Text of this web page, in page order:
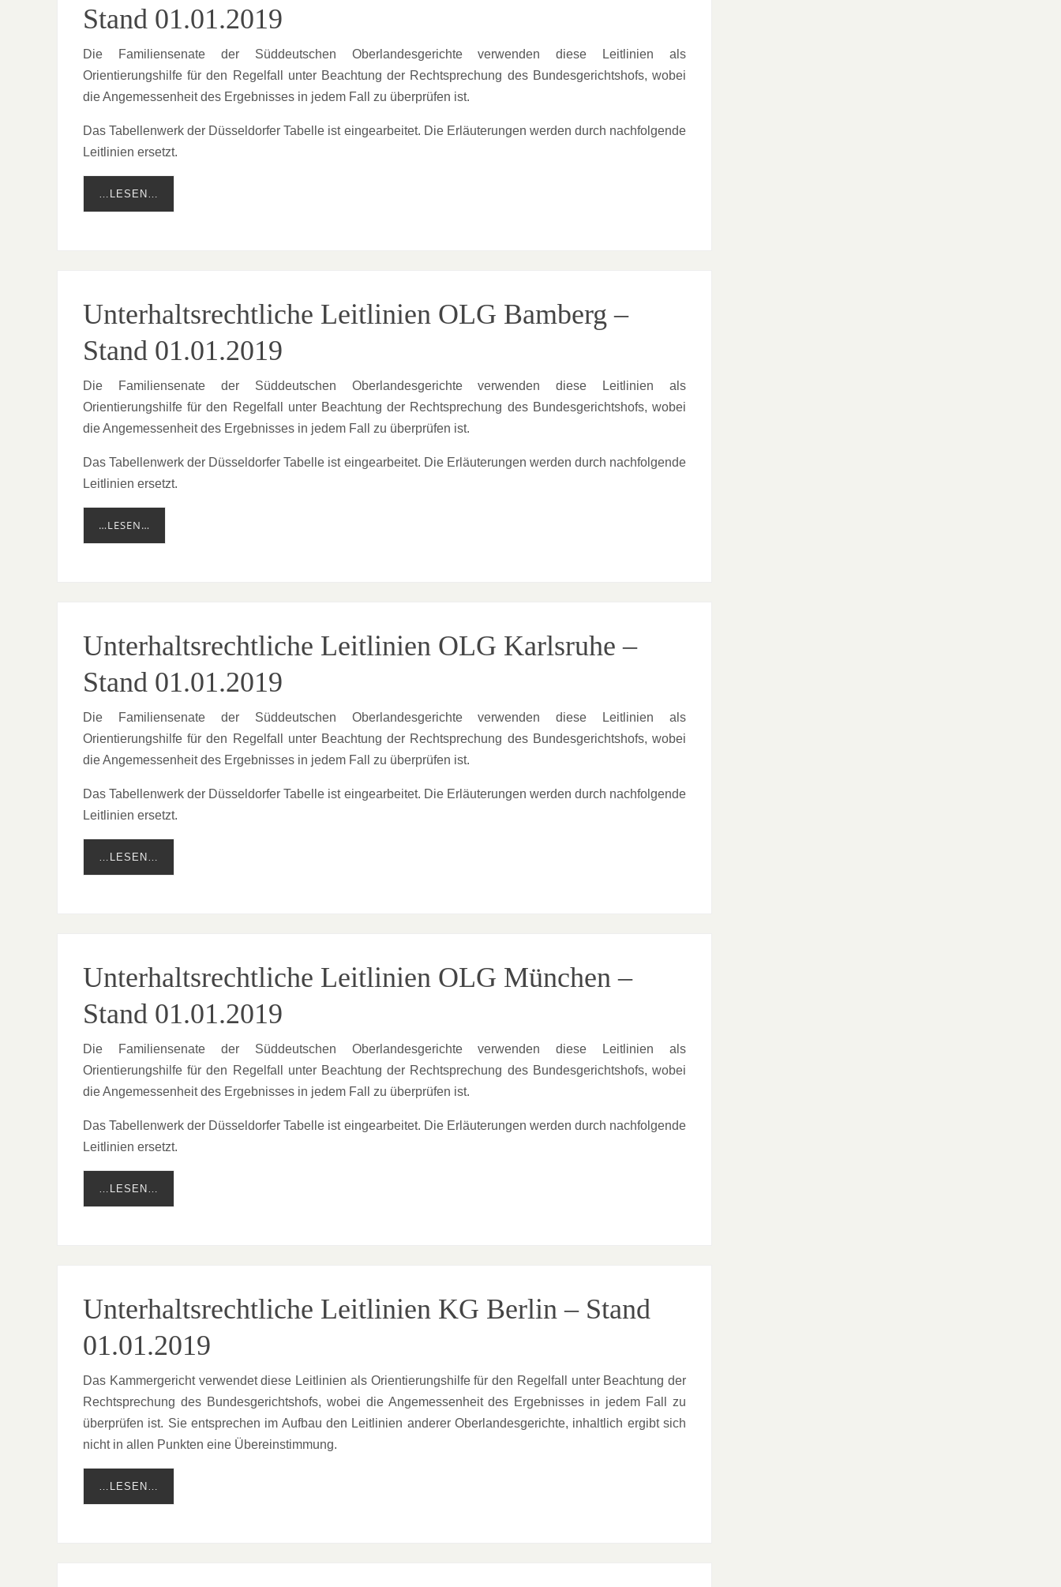
Stand 01.01.2019
Die Familiensenate der Süddeutschen Oberlandesgerichte verwenden diese Leitlinien als
Orientierungshilfe für den Regelfall unter Beachtung der Rechtsprechung des Bundesgerichtshofs, wobei
die Angemessenheit des Ergebnisses in jedem Fall zu überprüfen ist.
Das Tabellenwerk der Düsseldorfer Tabelle ist eingearbeitet. Die Erläuterungen werden durch nachfolgende
Leitlinien ersetzt.
…LESEN…
Unterhaltsrechtliche Leitlinien OLG Bamberg –
Stand 01.01.2019
Die Familiensenate der Süddeutschen Oberlandesgerichte verwenden diese Leitlinien als
Orientierungshilfe für den Regelfall unter Beachtung der Rechtsprechung des Bundesgerichtshofs, wobei
die Angemessenheit des Ergebnisses in jedem Fall zu überprüfen ist.
Das Tabellenwerk der Düsseldorfer Tabelle ist eingearbeitet. Die Erläuterungen werden durch nachfolgende
Leitlinien ersetzt.
…LESEN…
Unterhaltsrechtliche Leitlinien OLG Karlsruhe –
Stand 01.01.2019
Die Familiensenate der Süddeutschen Oberlandesgerichte verwenden diese Leitlinien als
Orientierungshilfe für den Regelfall unter Beachtung der Rechtsprechung des Bundesgerichtshofs, wobei
die Angemessenheit des Ergebnisses in jedem Fall zu überprüfen ist.
Das Tabellenwerk der Düsseldorfer Tabelle ist eingearbeitet. Die Erläuterungen werden durch nachfolgende
Leitlinien ersetzt.
…LESEN…
Unterhaltsrechtliche Leitlinien OLG München –
Stand 01.01.2019
Die Familiensenate der Süddeutschen Oberlandesgerichte verwenden diese Leitlinien als
Orientierungshilfe für den Regelfall unter Beachtung der Rechtsprechung des Bundesgerichtshofs, wobei
die Angemessenheit des Ergebnisses in jedem Fall zu überprüfen ist.
Das Tabellenwerk der Düsseldorfer Tabelle ist eingearbeitet. Die Erläuterungen werden durch nachfolgende
Leitlinien ersetzt.
…LESEN…
Unterhaltsrechtliche Leitlinien KG Berlin – Stand
01.01.2019
Das Kammergericht verwendet diese Leitlinien als Orientierungshilfe für den Regelfall unter Beachtung der
Rechtsprechung des Bundesgerichtshofs, wobei die Angemessenheit des Ergebnisses in jedem Fall zu
überprüfen ist. Sie entsprechen im Aufbau den Leitlinien anderer Oberlandesgerichte, inhaltlich ergibt sich
nicht in allen Punkten eine Übereinstimmung.
…LESEN…